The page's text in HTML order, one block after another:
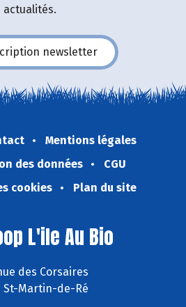
actualités.
newsletter
Mentions légales
des données
CGU
cookies
Plan du site
L'ile Au Bio
des Corsaires
St-Martin-de-Ré